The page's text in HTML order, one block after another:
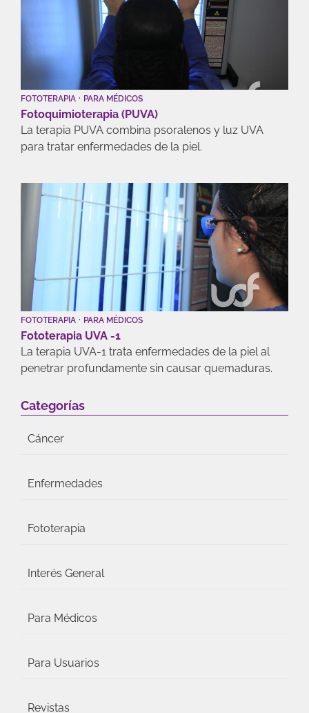
FOTOTERAPIA · PARA MÉDICOS
Fotoquimioterapia (PUVA)
La terapia PUVA combina psoralenos y luz UVA
para tratar enfermedades de la piel.
FOTOTERAPIA · PARA MÉDICOS
Fototerapia UVA -1
La terapia UVA-1 trata enfermedades de la piel al
penetrar profundamente sin causar quemaduras.
Categorías
Cáncer
Enfermedades
Fototerapia
Interés General
Para Médicos
Para Usuarios
Revistas